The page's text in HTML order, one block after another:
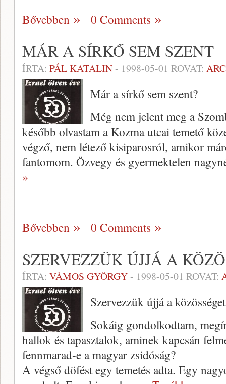
Bővebben 0 Comments
MÁR A SÍRKŐ SEM SZENT
ÍRTA: PÁL KATALIN- 1998-05-01 ROVAT:
Már a sírkő sem szent?
Még nem jelent meg a
később olvastam a Kozma utcai temető
végző, nem létező kisipa­rosról, amikor
fantomom. Özvegy és gyer­mektelen
»
Bővebben 0 Comments
SZERVEZZÜK ÚJJÁ A
ÍRTA: VÁMOS GYÖRGY- 1998-05-01 ROVAT:
Szervezzük újjá a
Sokáig gondolkodtam,
hallok és tapaszta­lok, aminek kapcsán
fennmarad-e a magyar zsidóság?
A végső döfést egy temetés adta. Egy